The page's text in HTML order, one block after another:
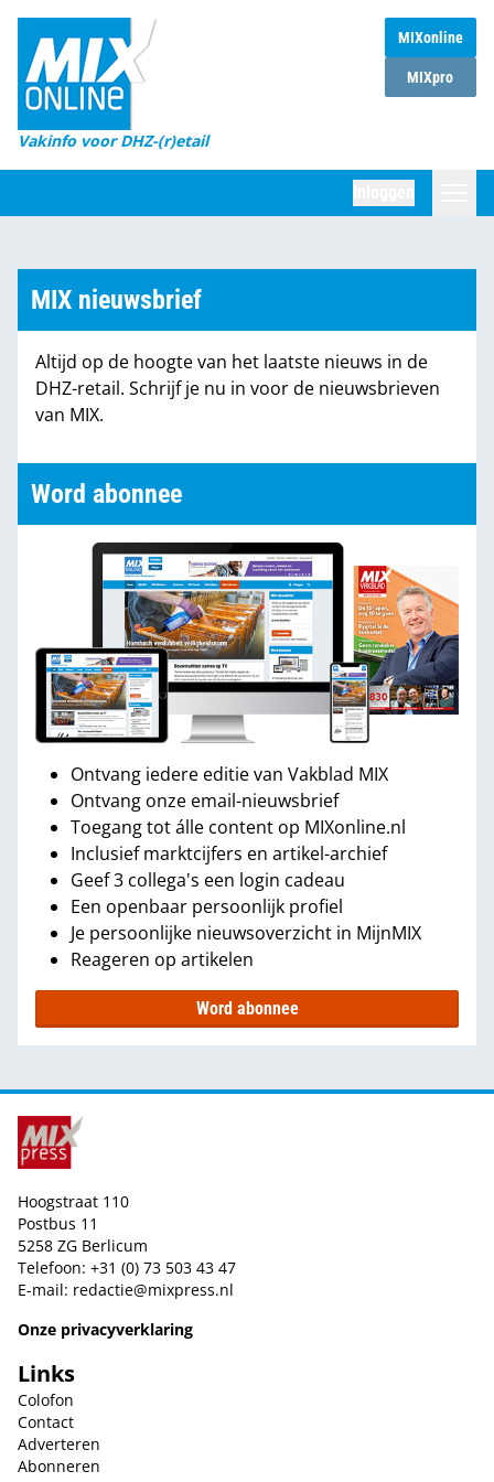
MIXonline
MIXpro
Vakinfo voor DHZ-(r)etail
Home
Magazines
DHZ Sessie
Marktcijfers
Partners
MIX nieuwsbrief
Altijd op de hoogte van het laatste nieuws in de
DHZ-retail. Schrijf je nu in voor de nieuwsbrieven
van MIX.
Word abonnee
Ontvang iedere editie van Vakblad MIX
Ontvang onze email-nieuwsbrief
Toegang tot álle content op MIXonline.nl
Inclusief marktcijfers en artikel-archief
Geef 3 collega's een login cadeau
Een openbaar persoonlijk profiel
Je persoonlijke nieuwsoverzicht in MijnMIX
Reageren op artikelen
Word abonnee
Hoogstraat 110
Postbus 11
5258 ZG Berlicum
Telefoon: +31 (0) 73 503 43 47
E-mail: redactie@mixpress.nl
Onze privacyverklaring
Links
Colofon
Contact
Adverteren
Abonneren